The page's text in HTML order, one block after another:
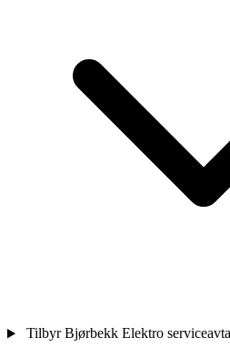
Tilbyr Bjørbekk Elektro